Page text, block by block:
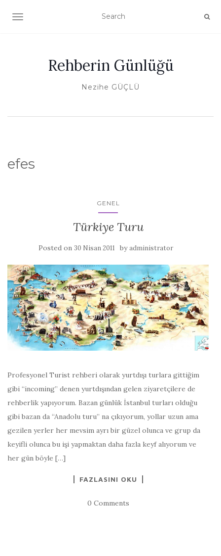
TOGGLE NAVIGATION
Rehberin Günlüğü
Nezihe GÜÇLÜ
efes
GENEL
Türkiye Turu
Posted on 30 Nisan 2011 byadministrator
Profesyonel Turist rehberi olarak yurtdışı turlara gittiğim
gibi “incoming” denen yurtdışından gelen ziyaretçilere de
rehberlik yapıyorum. Bazan günlük İstanbul turları olduğu
gibi bazan da “Anadolu turu” na çıkıyorum, yollar uzun ama
gezilen yerler her mevsim ayrı bir güzel olunca ve grup da
keyifli olunca bu işi yapmaktan daha fazla keyf alıyorum ve
her gün böyle […]
FAZLASINI OKU
0 Comments